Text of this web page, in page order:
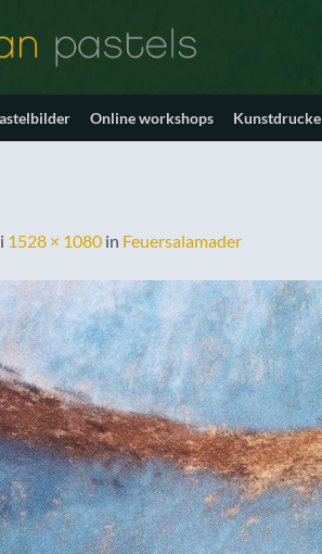
Online workshops Kunstdrucke
1528 × 1080 in Feuersalamader